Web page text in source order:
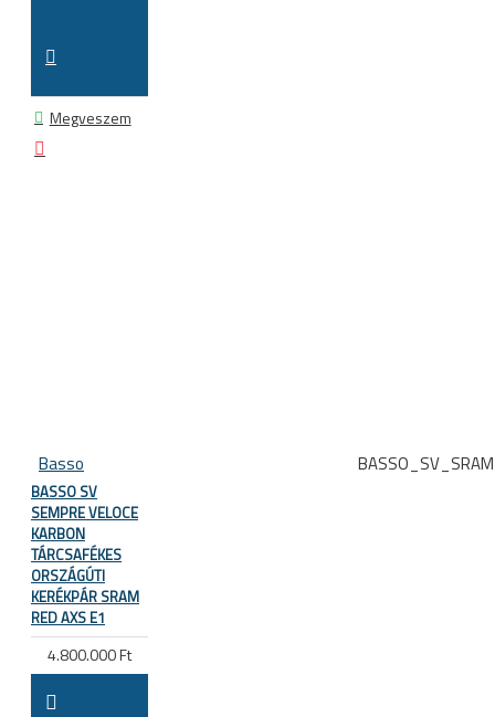
Megveszem
Basso
BASSO SV
SEMPRE VELOCE
KARBON
TÁRCSAFÉKES
ORSZÁGÚTI
KERÉKPÁR SRAM
RED AXS E1
4.800.000 Ft